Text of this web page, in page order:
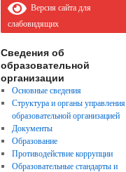
Версия сайта для
слабовидящих
Сведения об
образовательной
организации
Основные сведения
Структура и органы управления
образовательной организацией
Документы
Образование
Противодействие коррупции
Образовательные стандарты и